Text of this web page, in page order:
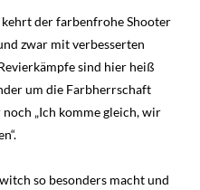
kehrt der farbenfrohe Shooter
zwar mit verbesserten
sind hier heiß
um die Farbherrschaft
„Ich komme gleich, wir
so besonders macht und